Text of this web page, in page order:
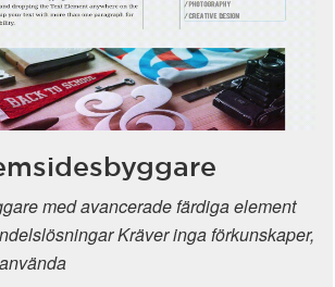
med avancerade färdiga element
Kräver inga förkunskaper,